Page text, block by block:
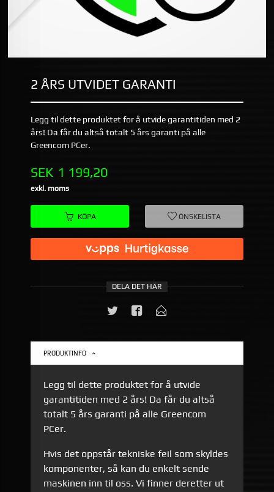
2 ÅRS UTVIDET GARANTI
Legg til dette produktet for å utvide garantitiden med 2
års! Da får du altså totalt 5 års garanti på alle
Greencom PCer.
Pris
SEK 1 199,20
exkl. moms
KÖPA ÖNSKELISTA
DELA DET HÄR
PRODUKTINFO
Legg til dette produktet for å utvide
garantitiden med 2 års! Da får du altså
totalt 5 års garanti på alle Greencom
PCer.
Hvis det oppstår tekniske feil som skyldes
komponenter, så kan du enkelt sende
maskinen inn til oss. Vi finner deretter ut